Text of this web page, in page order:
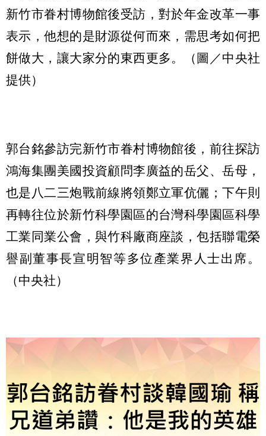
新竹市眷村博物館後受訪，對於年金改革一事
表示，他想的是財源從何而來，需思考如何把
餅做大，讓大家分的東西更多。（圖／中央社
提供）
郭台銘參訪完新竹市眷村博物館後，前往探訪
鴻海集團美國投資顧問李廣益的岳父、岳母，
也是八二三炮戰前線將領鄭立軍伉儷；下午則
再轉往位於新竹科學園區的台灣科學園區科學
工業同業公會，與竹科廠商座談，包括聯電榮
譽副董事長宣明智等多位產業界人士出席。
（中央社）